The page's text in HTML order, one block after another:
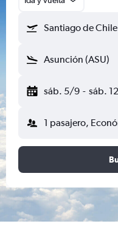
Santiago de Chile
Asunción (ASU)
sáb. 5/9 - sáb.
1 pasajero,